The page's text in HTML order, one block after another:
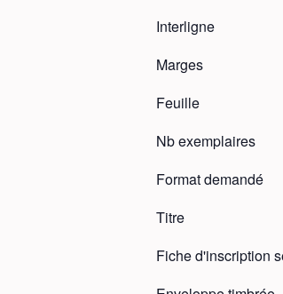
Interligne
Marges
Feuille
Nb exemplaires
Format demandé
Titre
Fiche d'inscription